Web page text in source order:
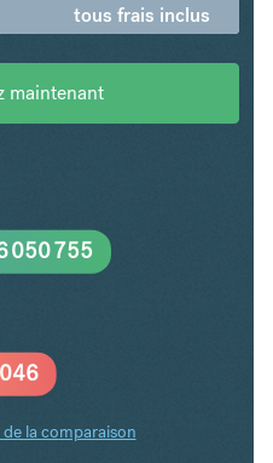
tous frais inclus
maintenant
050 755
la comparaison